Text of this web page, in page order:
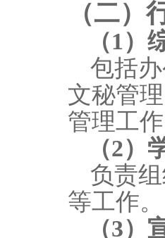
（二）
（1）
包括
文秘管
管理工
（2）
负责
等工作。
（3）